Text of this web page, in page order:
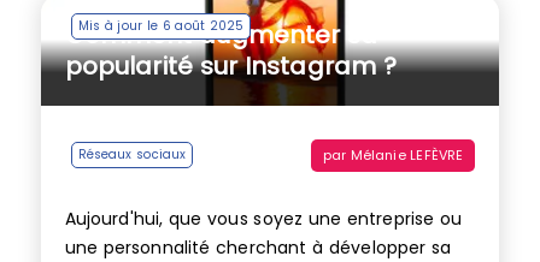
Mis à jour le 6 août 2025
Comment augmenter sa
popularité sur Instagram ?
Réseaux sociaux par Mélanie LEFÈVRE
Aujourd'hui, que vous soyez une entreprise ou
une personnalité cherchant à développer sa